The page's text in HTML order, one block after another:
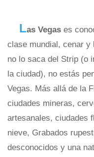
Las Vegas es
clase mundial, cenar
no lo saca del Strip (o
la ciudad), no estás
Vegas. Más allá de la
ciudades mineras,
artesanales, ciudades
nieve, Grabados
desconocidos y una